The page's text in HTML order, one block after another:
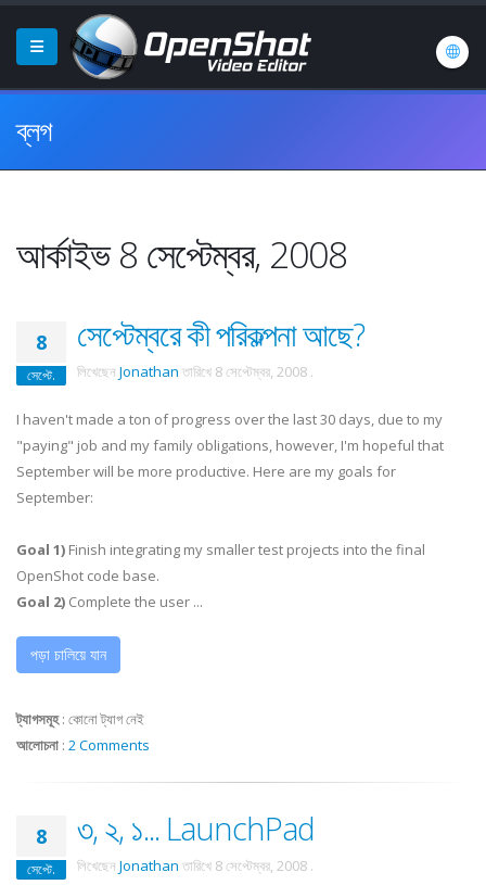
ব্লগ
আর্কাইভ 8 সেপ্টেম্বর, 2008
8
সেপ্টে.
সেপ্টেম্বরে কী পরিকল্পনা আছে?
লিখেছেন Jonathan তারিখে 8 সেপ্টেম্বর, 2008 .
I haven't made a ton of progress over the last 30 days, due to my
"paying" job and my family obligations, however, I'm hopeful that
September will be more productive. Here are my goals for
September:
Goal 1) Finish integrating my smaller test projects into the final
OpenShot code base.
Goal 2) Complete the user ...
পড়া চালিয়ে যান
ট্যাগসমূহ: কোনো ট্যাগ নেই
আলোচনা : 2 Comments
8
সেপ্টে.
৩, ২, ১... LaunchPad
লিখেছেন Jonathan তারিখে 8 সেপ্টেম্বর, 2008 .